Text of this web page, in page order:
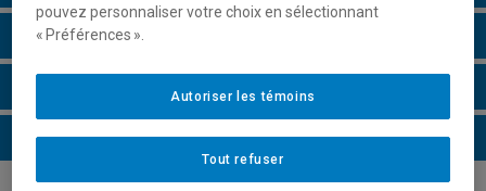
Horaire - Été 2026
Horaire - Automne 2026
Horaire - Hiver 2027
pouvez personnaliser votre choix en sélectionnant
« Préférences ».
Tout refuser
Autoriser les témoins